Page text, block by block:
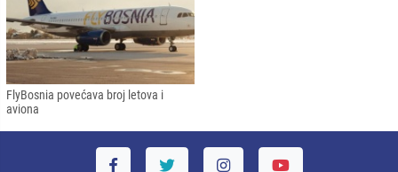
FlyBosnia povećava broj letova i
aviona